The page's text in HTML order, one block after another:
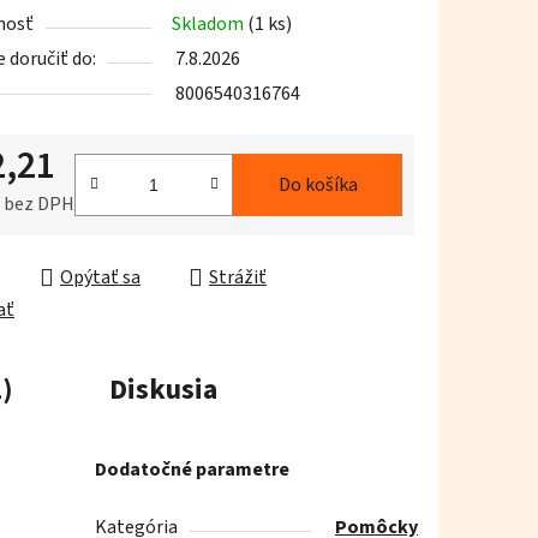
Skladom (1 ks)
doručiť do:
7.8.2026
8006540316764
DPH
Do košíka
Opýtať sa
Strážiť
Diskusia
Dodatočné parametre
Kategória
Pomôcky